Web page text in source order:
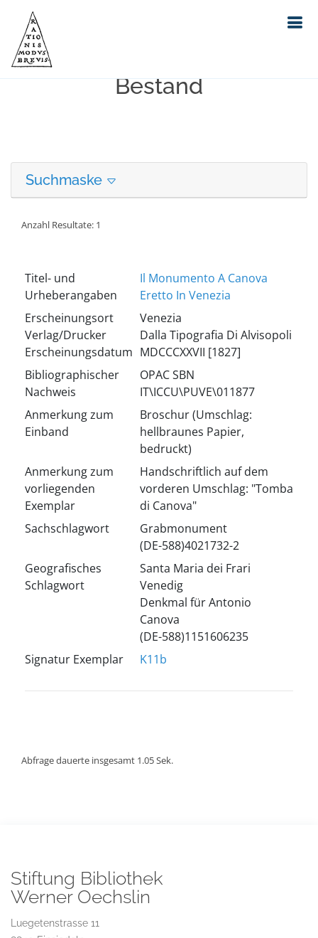
Erweiterte Suche in unserem
Bestand
Suchmaske
Anzahl Resultate: 1
Titel- und
Urheberangaben
Il Monumento A Canova
Eretto In Venezia
Erscheinungsort
Verlag/Drucker
Erscheinungsdatum
Venezia
Dalla Tipografia Di Alvisopoli
MDCCCXXVII [1827]
Bibliographischer
Nachweis
OPAC SBN
IT\ICCU\PUVE\011877
Anmerkung zum
Einband
Broschur (Umschlag:
hellbraunes Papier,
bedruckt)
Anmerkung zum
vorliegenden
Exemplar
Handschriftlich auf dem
vorderen Umschlag: "Tomba
di Canova"
Sachschlagwort
Grabmonument
(DE-588)4021732-2
Geografisches
Schlagwort
Santa Maria dei Frari
Venedig
Denkmal für Antonio
Canova
(DE-588)1151606235
Signatur Exemplar
K11b
Abfrage dauerte insgesamt 1.05 Sek.
Stiftung Bibliothek
Werner Oechslin
Luegetenstrasse 11